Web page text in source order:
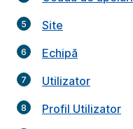
Site
Echipă
Utilizator
Profil Utilizator